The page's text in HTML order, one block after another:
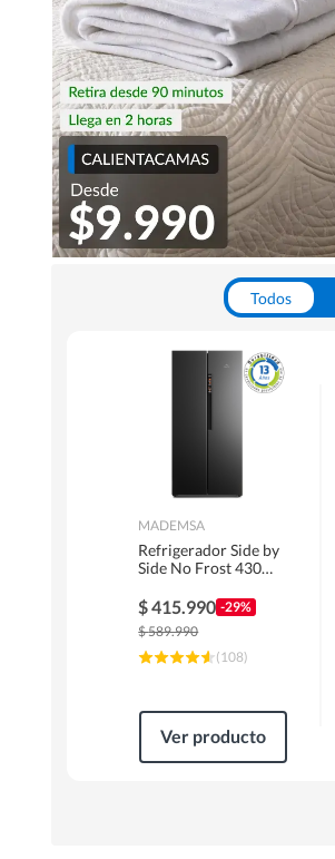
Todos
MADEMSA
Refrigerador Side by
Side No Frost 430
MAS430B
$415.990 -29%
$589.990
(108)
Ver producto